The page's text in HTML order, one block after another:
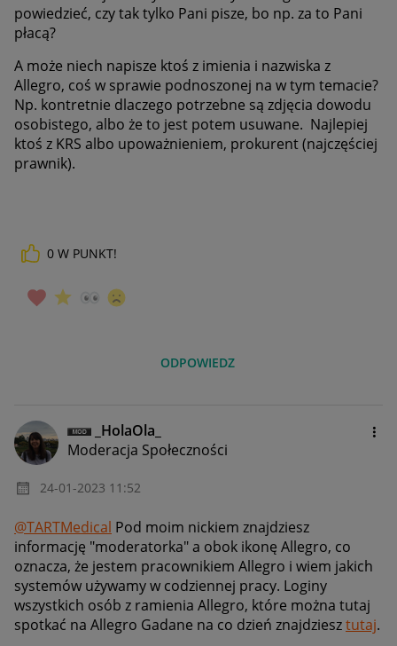
powiedzieć, czy tak tylko Pani pisze, bo np. za to Pani
płacą?
A może niech napisze ktoś z imienia i nazwiska z
Allegro, coś w sprawie podnoszonej na w tym temacie?
Np. kontretnie dlaczego potrzebne są zdjęcia dowodu
osobistego, albo że to jest potem usuwane. Najlepiej
ktoś z KRS albo upoważnieniem, prokurent (najczęściej
prawnik).
0 W PUNKT!
ODPOWIEDZ
_HolaOla_
Moderacja Społeczności
‎24-01-2023 11:52
@TARTMedical Pod moim nickiem znajdziesz
informację "moderatorka" a obok ikonę Allegro, co
oznacza, że jestem pracownikiem Allegro i wiem jakich
systemów używamy w codziennej pracy. Loginy
wszystkich osób z ramienia Allegro, które można tutaj
spotkać na Allegro Gadane na co dzień znajdziesztutaj.